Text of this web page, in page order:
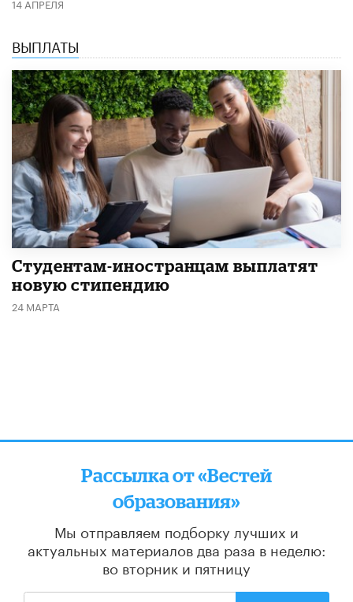
ВЫПЛАТЫ
Студентам-иностранцам выплатят
новую стипендию
24 МАРТА
Рассылка от «Вестей
образования»
Мы отправляем подборку лучших и
актуальных материалов два раза в неделю:
во вторник и пятницу